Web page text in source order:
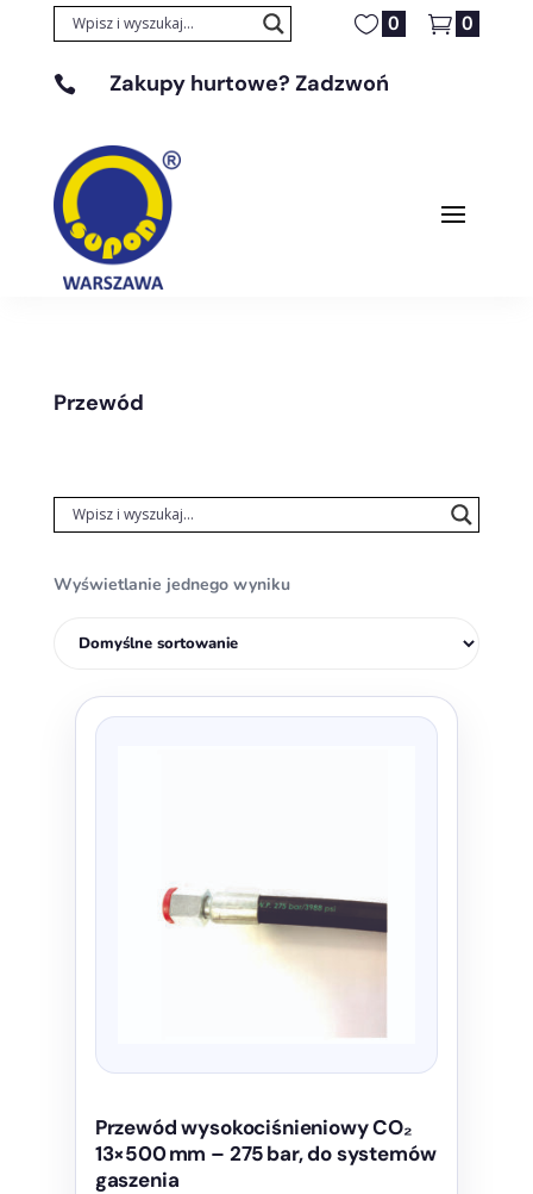
0 0
 Zakupy hurtowe? Zadzwoń
Przewód
Wyświetlanie jednego wyniku
Przewód wysokociśnieniowy CO₂
13×500 mm – 275 bar, do systemów
gaszenia